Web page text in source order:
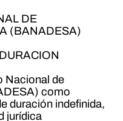
DE
(BANADESA)
Nacional de
como
duración indefinida,
jurídica